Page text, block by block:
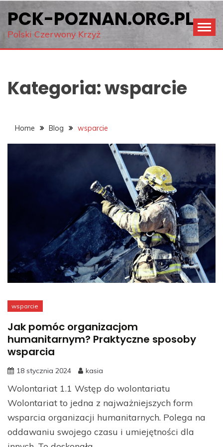
content
PCK-POZNAN.ORG.PL
Polski Czerwony Krzyż
Kategoria:wsparcie
Home Blog wsparcie
wsparcie
Jak pomóc organizacjom
humanitarnym? Praktyczne sposoby
wsparcia
18 stycznia 2024 kasia
Wolontariat 1.1 Wstęp do wolontariatu
Wolontariat to jedna z najważniejszych form
wsparcia organizacji humanitarnych. Polega na
oddawaniu swojego czasu i umiejętności dla